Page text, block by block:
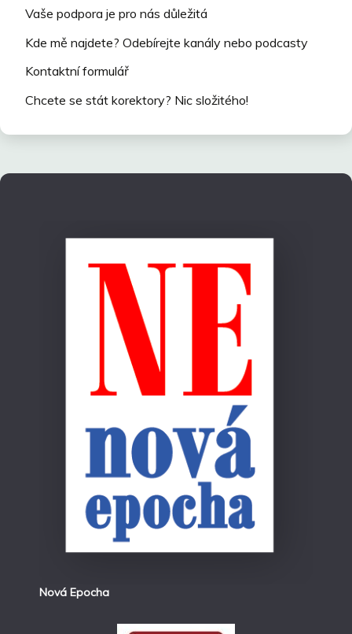
Vaše podpora je pro nás důležitá
Kde mě najdete? Odebírejte kanály nebo podcasty
Kontaktní formulář
Chcete se stát korektory? Nic složitého!
Nová Epocha